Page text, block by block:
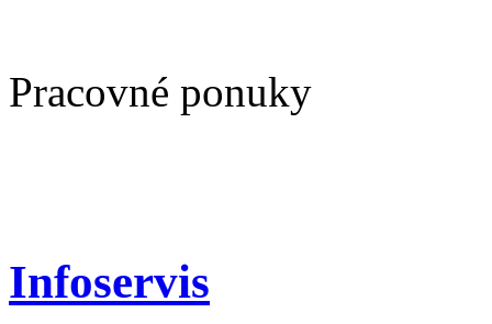
Pracovné ponuky
Infoservis